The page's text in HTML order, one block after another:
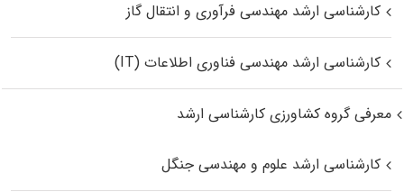
کارشناسی ارشد مهندسی فرآوری و انتقال گاز
کارشناسی ارشد مهندسی فناوری اطلاعات (IT)
معرفی گروه کشاورزی کارشناسی ارشد
کارشناسی ارشد علوم و مهندسی جنگل